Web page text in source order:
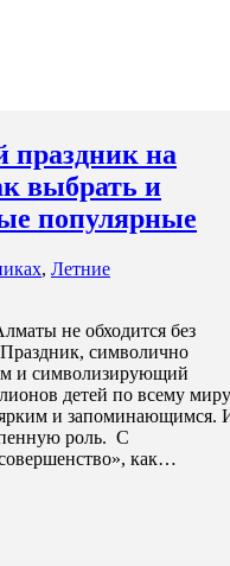
праздник на
выбрать и
популярные
, Летние
не обходится без
символично
и символизирующий
детей по всему миру
и запоминающимся.
роль. С
как…